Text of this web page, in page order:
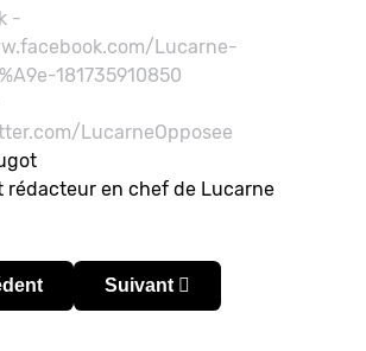
rédacteur en chef de Lucarne
: La Syrie s’offre son exploit.
Article suivant : Les
Suivant